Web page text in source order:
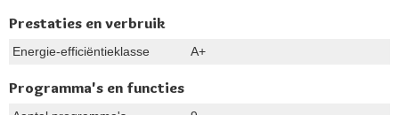
Prestaties en verbruik
Energie-efficiëntieklasse A+
Programma's en functies